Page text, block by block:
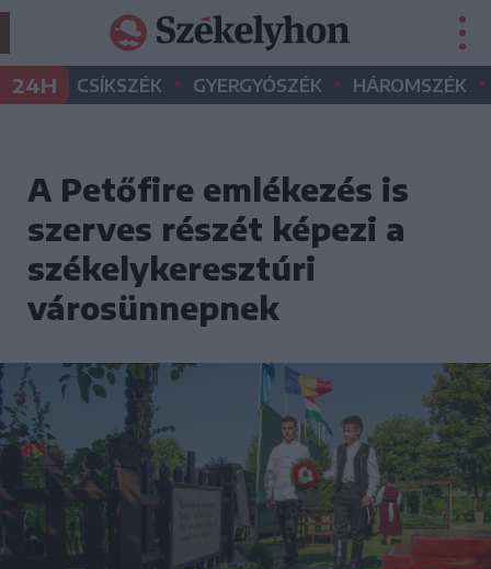
24H CSÍKSZÉK • GYERGYÓSZÉK • HÁROMSZÉK •
A Petőfire emlékezés is
szerves részét képezi a
székelykeresztúri
városünnepnek